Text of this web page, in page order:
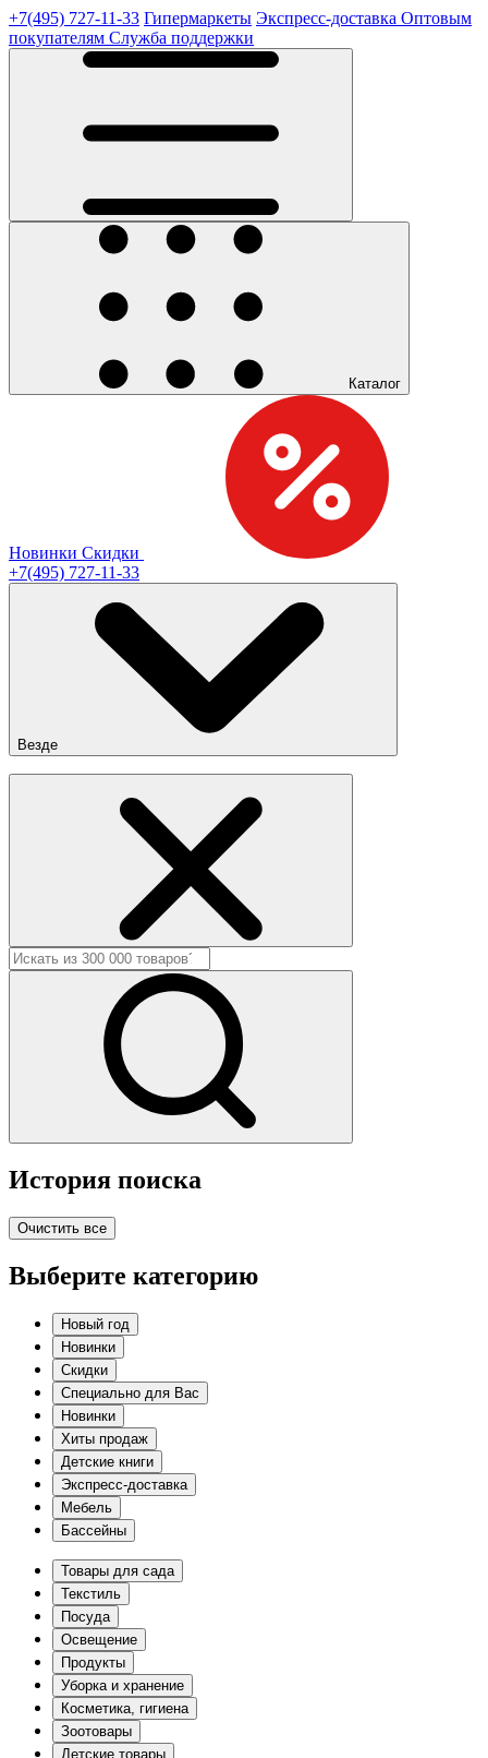
+7(495) 727-11-33 Гипермаркеты Экспресс-доставка Оптовым
покупателям Служба поддержки
Каталог
Новинки Скидки
+7(495) 727-11-33
Везде
История поиска
Очистить все
Выберите категорию
Новый год
Новинки
Скидки
Специально для Вас
Новинки
Хиты продаж
Детские книги
Экспресс-доставка
Мебель
Бассейны
Товары для сада
Текстиль
Посуда
Освещение
Продукты
Уборка и хранение
Косметика, гигиена
Зоотовары
Детские товары